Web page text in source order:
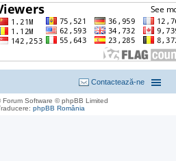
Contactează-ne
Forum Software © phpBB Limited
phpBB România